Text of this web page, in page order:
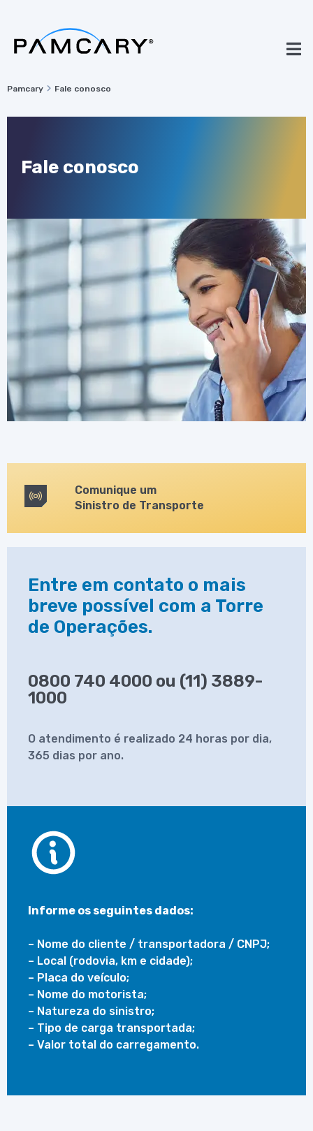
Pamcary Fale conosco
Fale conosco
Comunique um
Sinistro de Transporte
Entre em contato o mais
breve possível com a Torre
de Operações.
0800 740 4000 ou (11) 3889-
1000
O atendimento é realizado 24 horas por dia,
365 dias por ano.
Informe os seguintes dados:
– Nome do cliente / transportadora / CNPJ;
– Local (rodovia, km e cidade);
– Placa do veículo;
– Nome do motorista;
– Natureza do sinistro;
– Tipo de carga transportada;
– Valor total do carregamento.